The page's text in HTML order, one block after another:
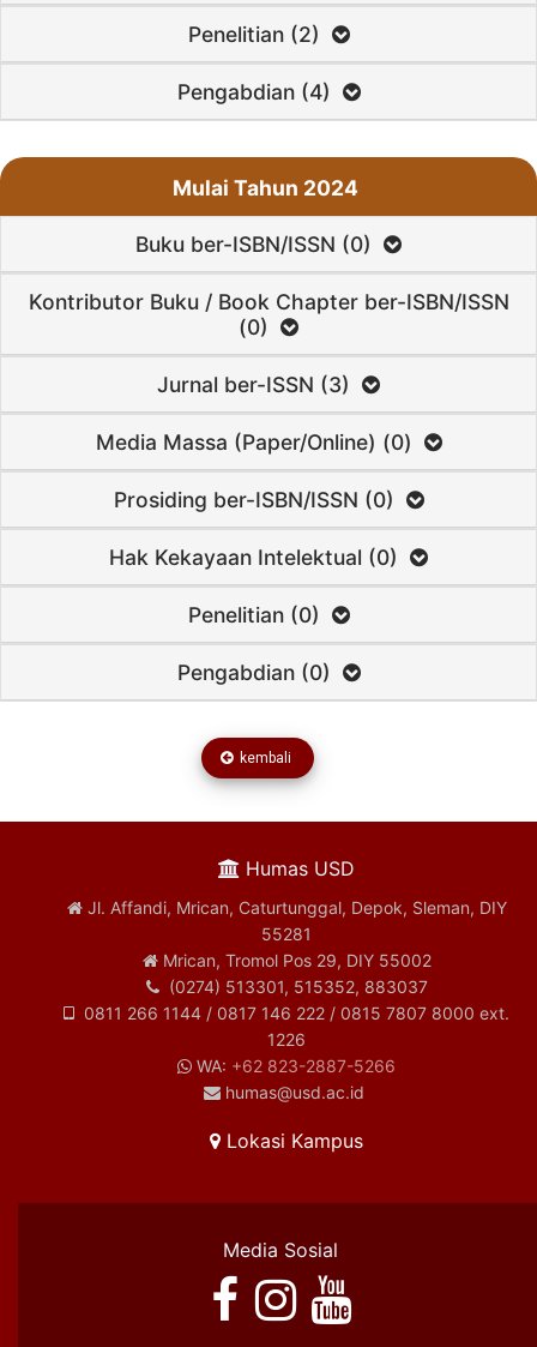
Penelitian (2)
Pengabdian (4)
Mulai Tahun 2024
Buku ber-ISBN/ISSN (0)
Kontributor Buku / Book Chapter ber-ISBN/ISSN
(0)
Jurnal ber-ISSN (3)
Media Massa (Paper/Online) (0)
Prosiding ber-ISBN/ISSN (0)
Hak Kekayaan Intelektual (0)
Penelitian (0)
Pengabdian (0)
kembali
Humas USD
Jl. Affandi, Mrican, Caturtunggal, Depok, Sleman, DIY
55281
Mrican, Tromol Pos 29, DIY 55002
(0274) 513301, 515352, 883037
0811 266 1144 / 0817 146 222 / 0815 7807 8000 ext.
1226
WA: +62 823-2887-5266
humas@usd.ac.id
Lokasi Kampus
Media Sosial